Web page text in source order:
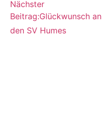
Nächster
Beitrag:Glückwunsch an
den SV Humes